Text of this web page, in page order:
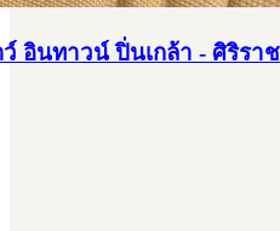
อินทาวน์ ปิ่นเกล้า - ศิริรา